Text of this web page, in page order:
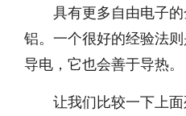
具有更多自由电子
铝。一个很好的经验法
导电，它也会善于导热。
让我们比较一下上